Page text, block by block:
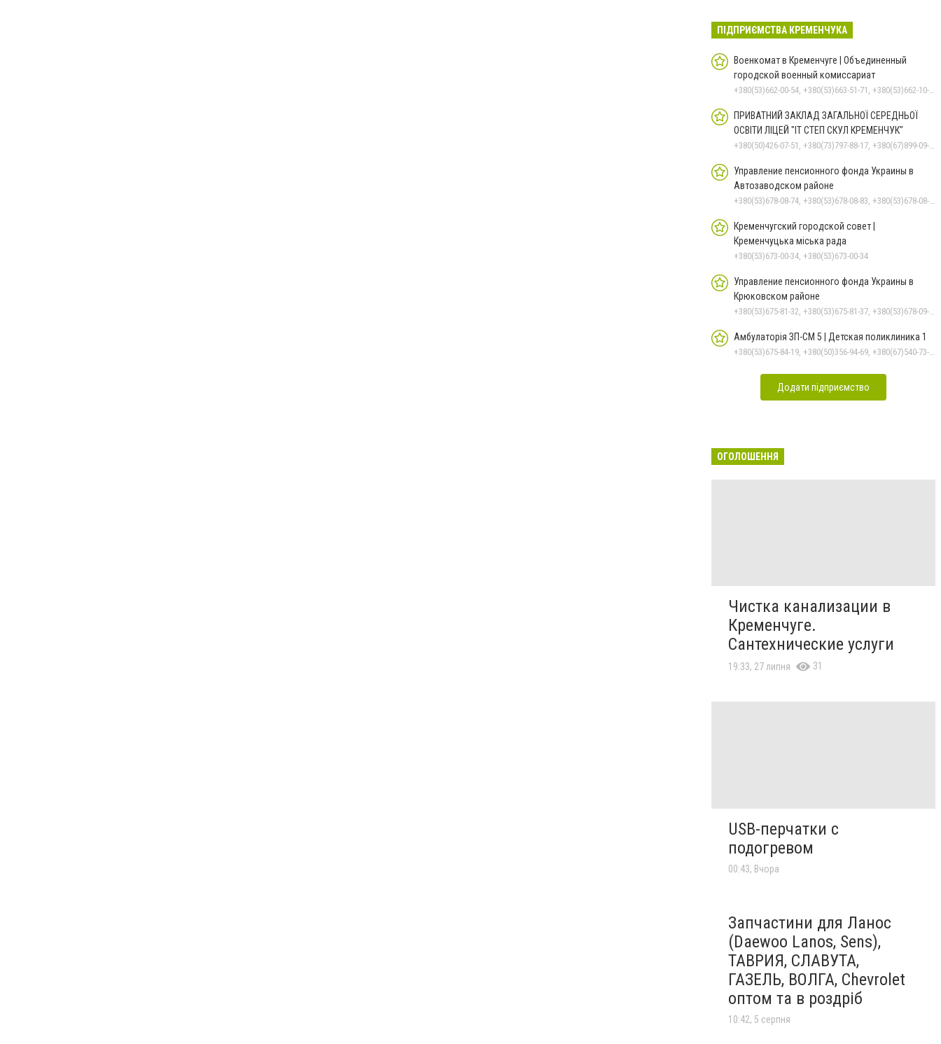
ПІДПРИЄМСТВА КРЕМЕНЧУКА
Военкомат в Кременчуге | Объединенный
городской военный комиссариат
+380(53)662-00-54, +380(53)663-51-71, +380(53)662-10-35
ПРИВАТНИЙ ЗАКЛАД ЗАГАЛЬНОЇ СЕРЕДНЬОЇ
ОСВІТИ ЛІЦЕЙ "ІТ СТЕП СКУЛ КРЕМЕНЧУК"
+380(50)426-07-51, +380(73)797-88-17, +380(67)899-09-16
Управление пенсионного фонда Украины в
Автозаводском районе
+380(53)678-08-74, +380(53)678-08-83, +380(53)678-08-41, +380(53)678-08-86, +380(53)678-09-05
Кременчугский городской совет |
Кременчуцька міська рада
+380(53)673-00-34, +380(53)673-00-34
Управление пенсионного фонда Украины в
Крюковском районе
+380(53)675-81-32, +380(53)675-81-37, +380(53)678-09-01, +380(53)675-81-40, +380(53)675-81-33, +380(53)675-81-38, +380(53)675-81-31, +380(53)678-08-87
Амбулаторія ЗП-СМ 5 | Детская поликлиника 1
+380(53)675-84-19, +380(50)356-94-69, +380(67)540-73-87
Додати підприємство
ОГОЛОШЕННЯ
Чистка канализации в
Кременчуге.
Сантехнические услуги
19:33, 27 липня 31
USB-перчатки с
подогревом
00:43, Вчора
Запчастини для Ланос
(Daewoo Lanos, Sens),
ТАВРИЯ, СЛАВУТА,
ГАЗЕЛЬ, ВОЛГА, Chevrolet
оптом та в роздріб
10:42, 5 серпня